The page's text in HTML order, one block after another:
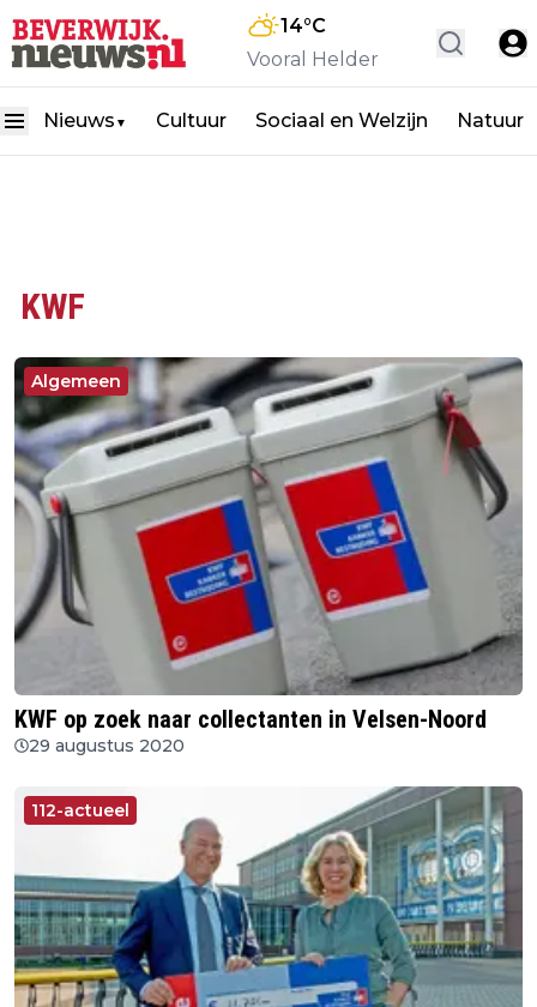
14°C
Vooral Helder
Nieuws ▼ Cultuur Sociaal en Welzijn Natuur
KWF
Algemeen
KWF op zoek naar collectanten in Velsen-Noord
29 augustus 2020
112-actueel